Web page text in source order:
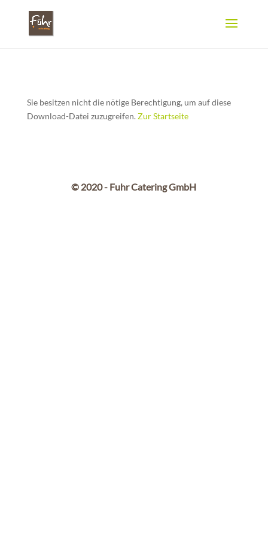
Sie besitzen nicht die nötige Berechtigung, um auf diese
Download-Datei zuzugreifen. Zur Startseite
© 2020 - Fuhr Catering GmbH